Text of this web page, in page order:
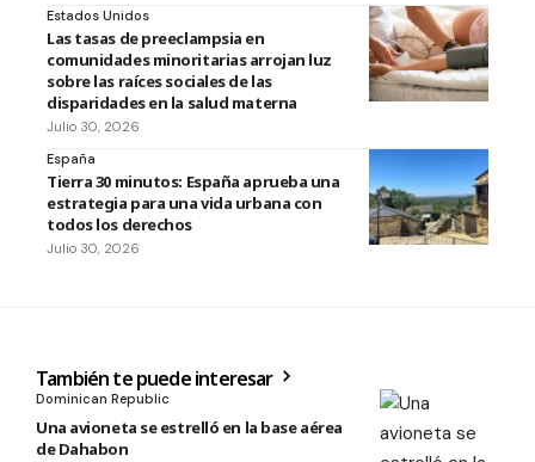
Estados Unidos
Las tasas de preeclampsia en
comunidades minoritarias arrojan luz
sobre las raíces sociales de las
disparidades en la salud materna
Julio 30, 2026
España
Tierra 30 minutos: España aprueba una
estrategia para una vida urbana con
todos los derechos
Julio 30, 2026
También te puede interesar
Dominican Republic
Una avioneta se estrelló en la base aérea
de Dahabon